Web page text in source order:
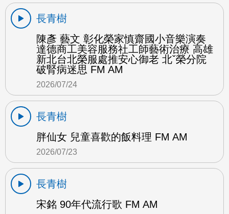
長青樹
陳彥 藝文 彰化榮家慎齋國小音樂演奏
達德商工美容服務社工師藝術治療 高雄
新北台北榮服處推安心御老 北ˇ榮分院
破腎病迷思 FM AM
2026/07/24
長青樹
胖仙女 兒童喜歡的飯料理 FM AM
2026/07/23
長青樹
宋銘 90年代流行歌 FM AM